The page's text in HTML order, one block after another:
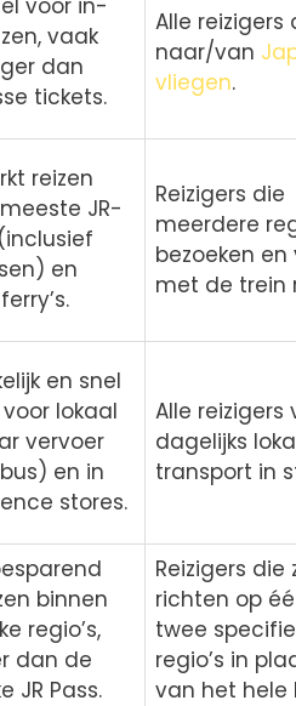
voor in-
vaak
dan
tickets.
Alle reizigers
naar/van
vliegen.
reizen
JR-
en
Reizigers die
meerdere
bezoeken en
met de trein
en snel
lokaal
vervoer
en in
stores.
Alle reizigers
dagelijks
transport in
binnen
regio’s,
dan de
JR Pass.
Reizigers die
richten op
twee
regio’s in
van het hele